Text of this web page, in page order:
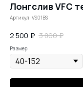
Лонгслив VFC
Артикул: VS01BS
2 500 ₽ 3 800 ₽
Размер